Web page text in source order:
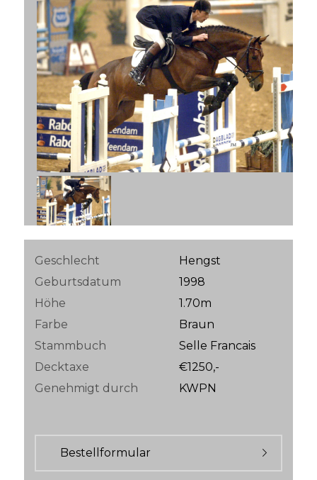
Geschlecht
Hengst
Geburtsdatum
1998
Höhe
1.70m
Farbe
Braun
Stammbuch
Selle Francais
Decktaxe
€1250,-
Genehmigt durch
KWPN
Bestellformular